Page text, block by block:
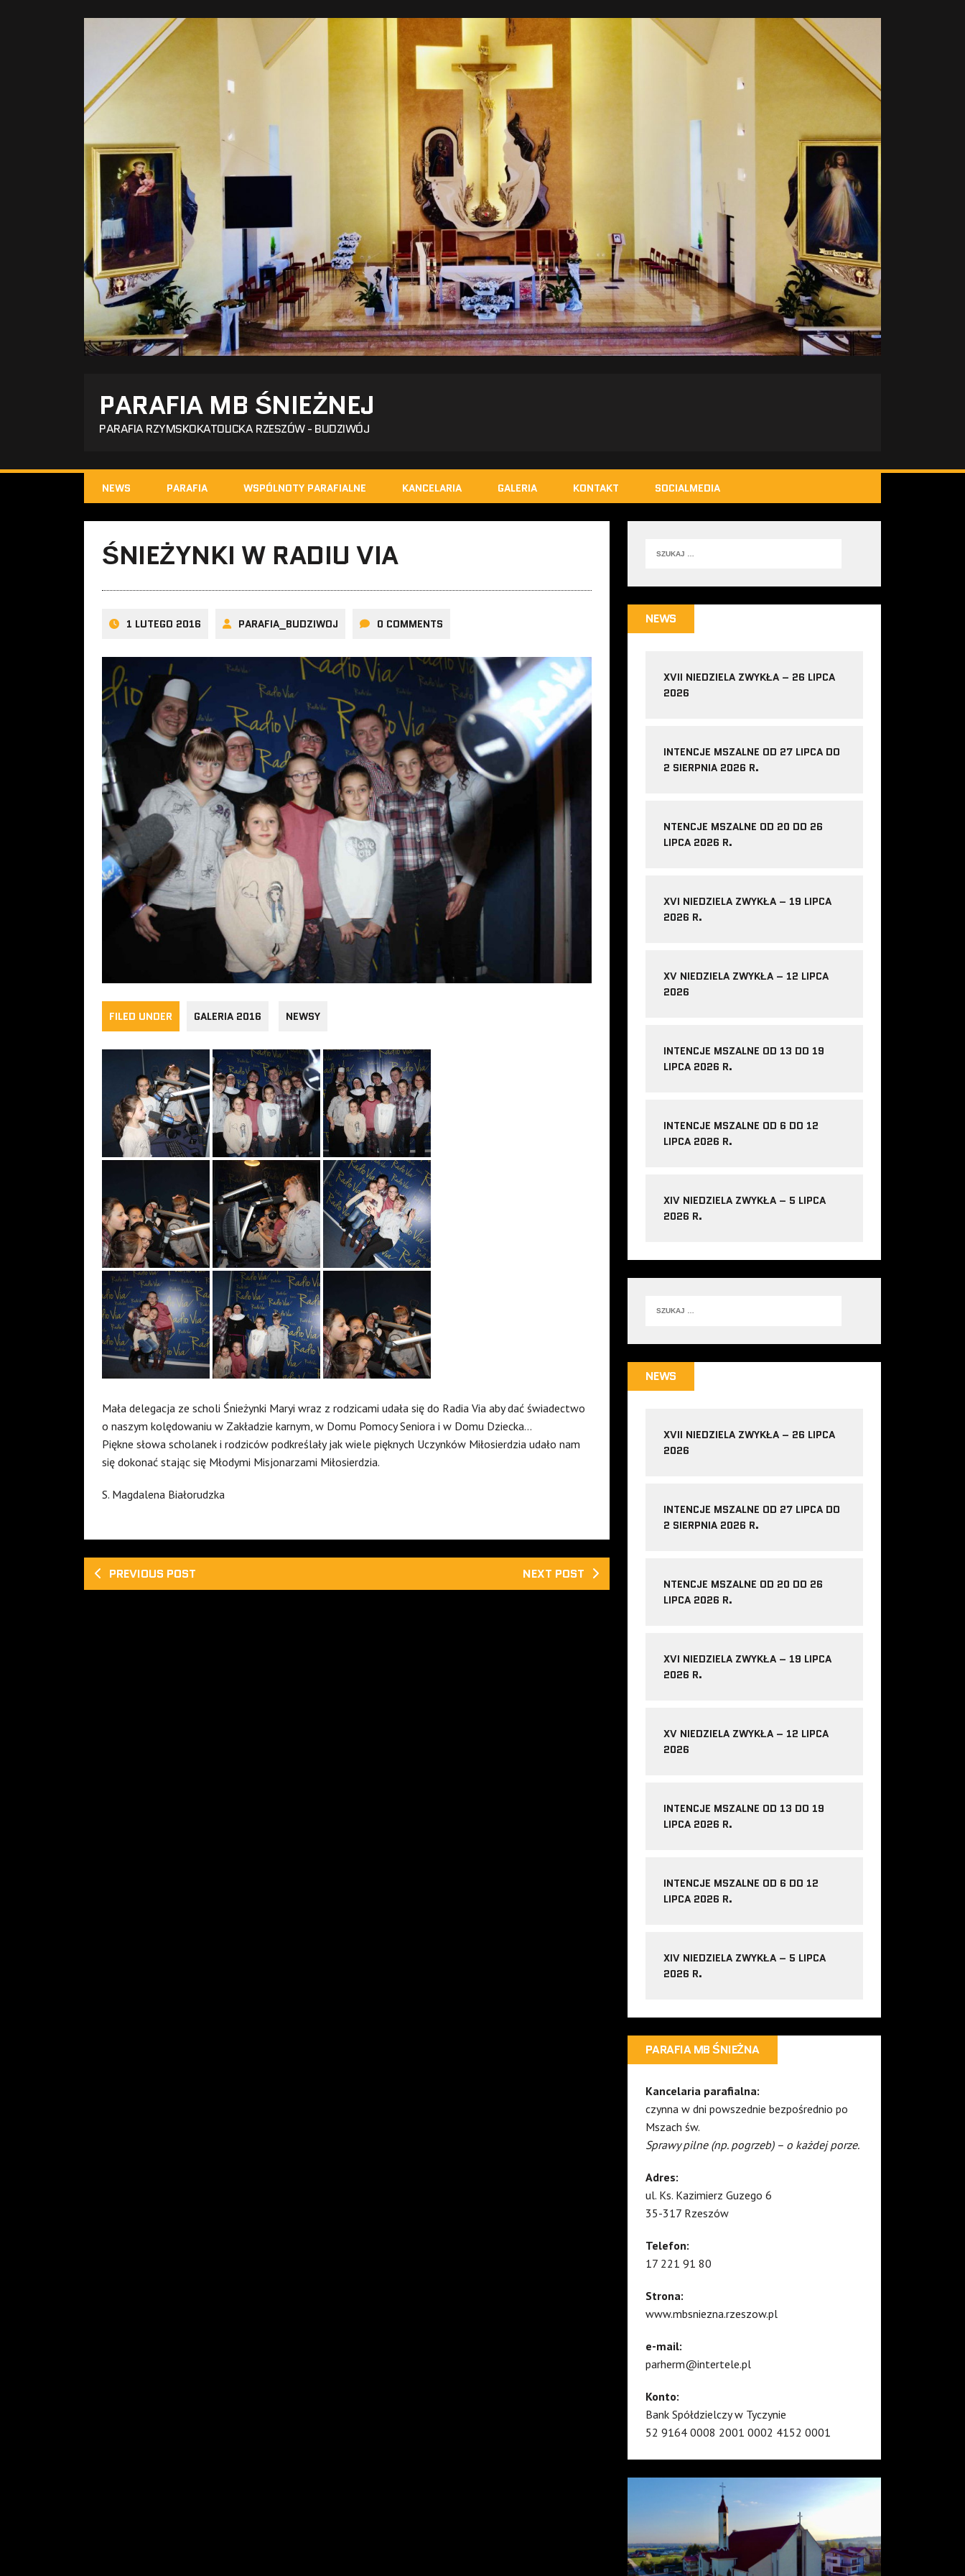
PARAFIA MB ŚNIEŻNEJ
PARAFIA RZYMSKOKATOLICKA RZESZÓW - BUDZIWÓJ
NEWS PARAFIA WSPÓLNOTY PARAFIALNE KANCELARIA GALERIA KONTAKT SOCIALMEDIA
ŚNIEŻYNKI W RADIU VIA
1 LUTEGO 2016 PARAFIA_BUDZIWOJ 0 COMMENTS
FILED UNDER GALERIA 2016 NEWSY
Mała delegacja ze scholi Śnieżynki Maryi wraz z rodzicami udała się do Radia Via aby dać świadectwo
o naszym kolędowaniu w Zakładzie karnym, w Domu Pomocy Seniora i w Domu Dziecka…
Piękne słowa scholanek i rodziców podkreślały jak wiele pięknych Uczynków Miłosierdzia udało nam
się dokonać stając się Młodymi Misjonarzami Miłosierdzia.
S. Magdalena Białorudzka
PREVIOUS POST NEXT POST
NEWS
XVII NIEDZIELA ZWYKŁA – 26 LIPCA
2026
INTENCJE MSZALNE OD 27 LIPCA DO
2 SIERPNIA 2026 R.
NTENCJE MSZALNE OD 20 DO 26
LIPCA 2026 R.
XVI NIEDZIELA ZWYKŁA – 19 LIPCA
2026 R.
XV NIEDZIELA ZWYKŁA – 12 LIPCA
2026
INTENCJE MSZALNE OD 13 DO 19
LIPCA 2026 R.
INTENCJE MSZALNE OD 6 DO 12
LIPCA 2026 R.
XIV NIEDZIELA ZWYKŁA – 5 LIPCA
2026 R.
NEWS
XVII NIEDZIELA ZWYKŁA – 26 LIPCA
2026
INTENCJE MSZALNE OD 27 LIPCA DO
2 SIERPNIA 2026 R.
NTENCJE MSZALNE OD 20 DO 26
LIPCA 2026 R.
XVI NIEDZIELA ZWYKŁA – 19 LIPCA
2026 R.
XV NIEDZIELA ZWYKŁA – 12 LIPCA
2026
INTENCJE MSZALNE OD 13 DO 19
LIPCA 2026 R.
INTENCJE MSZALNE OD 6 DO 12
LIPCA 2026 R.
XIV NIEDZIELA ZWYKŁA – 5 LIPCA
2026 R.
PARAFIA MB ŚNIEŻNA
Kancelaria parafialna:
czynna w dni powszednie bezpośrednio po
Mszach św.
Sprawy pilne (np. pogrzeb) – o każdej porze.
Adres:
ul. Ks. Kazimierz Guzego 6
35-317 Rzeszów
Telefon:
17 221 91 80
Strona:
www.mbsniezna.rzeszow.pl
e-mail:
parherm@intertele.pl
Konto:
Bank Spółdzielczy w Tyczynie
52 9164 0008 2001 0002 4152 0001